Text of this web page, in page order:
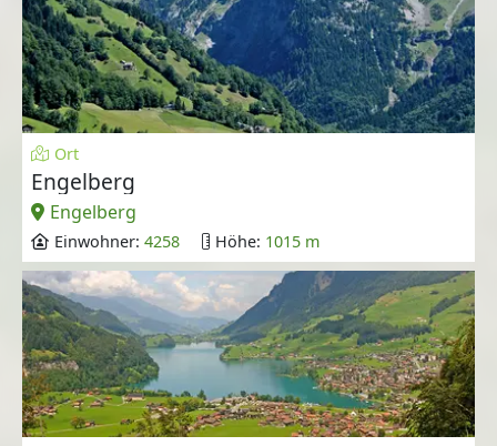
Ort
Engelberg
Engelberg
Einwohner: 4258 Höhe: 1015 m